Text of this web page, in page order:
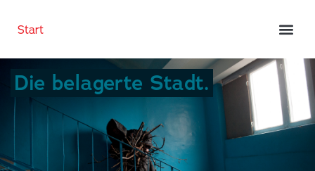
Start
Die belagerte Stadt.